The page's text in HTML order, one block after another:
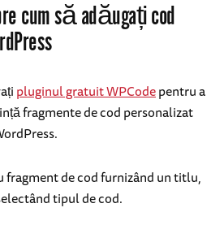
cum să adăugați cod
pluginul gratuit WPCodepentru a
fragmente de cod personalizat
fragment de cod furnizând un titlu,
tipul de cod.